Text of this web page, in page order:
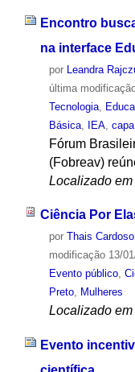
Encontro
na interface
por Leandra
última
Tecnologia,
Básica, IEA, capa
Fórum
(Fobreav)
Localizado em
Ciência Por
por Thais Cardoso
modificação13/
Evento público,
Preto, Mulheres
Localizado em
Evento